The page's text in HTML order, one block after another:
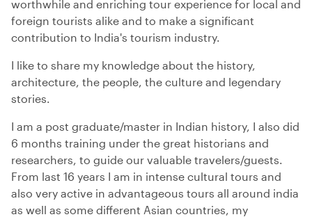
worthwhile and enriching tour experience for local and
foreign tourists alike and to make a significant
contribution to India's tourism industry.
I like to share my knowledge about the history,
architecture, the people, the culture and legendary
stories.
I am a post graduate/master in Indian history, I also did
6 months training under the great historians and
researchers, to guide our valuable travelers/guests.
From last 16 years I am in intense cultural tours and
also very active in advantageous tours all around india
as well as some different Asian countries, my